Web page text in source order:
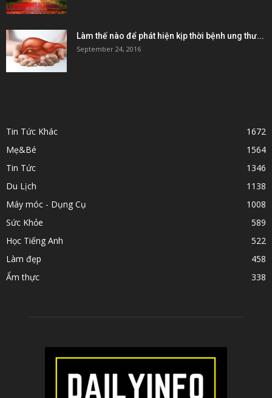
Làm thế nào để phát hiện kịp thời bệnh ung thư...
September 24, 2016
Tin Tức Khác
1672
Mẹ&Bé
1564
Tin Tức
1346
Du Lịch
1138
Máy móc - Dụng Cụ
1008
Sức Khỏe
589
Học Tiếng Anh
522
Làm đẹp
458
Ẩm thực
338